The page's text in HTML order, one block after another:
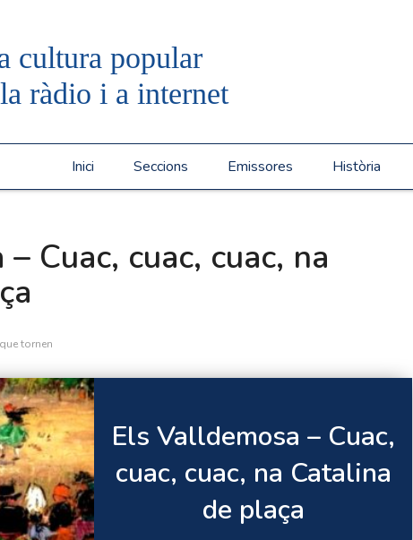
cultura popular
ràdio i a internet
Inici Seccions Emissores Història
Cuac, cuac, cuac, na
tornen
Els Valldemosa – Cuac,
cuac, cuac, na Catalina
de plaça